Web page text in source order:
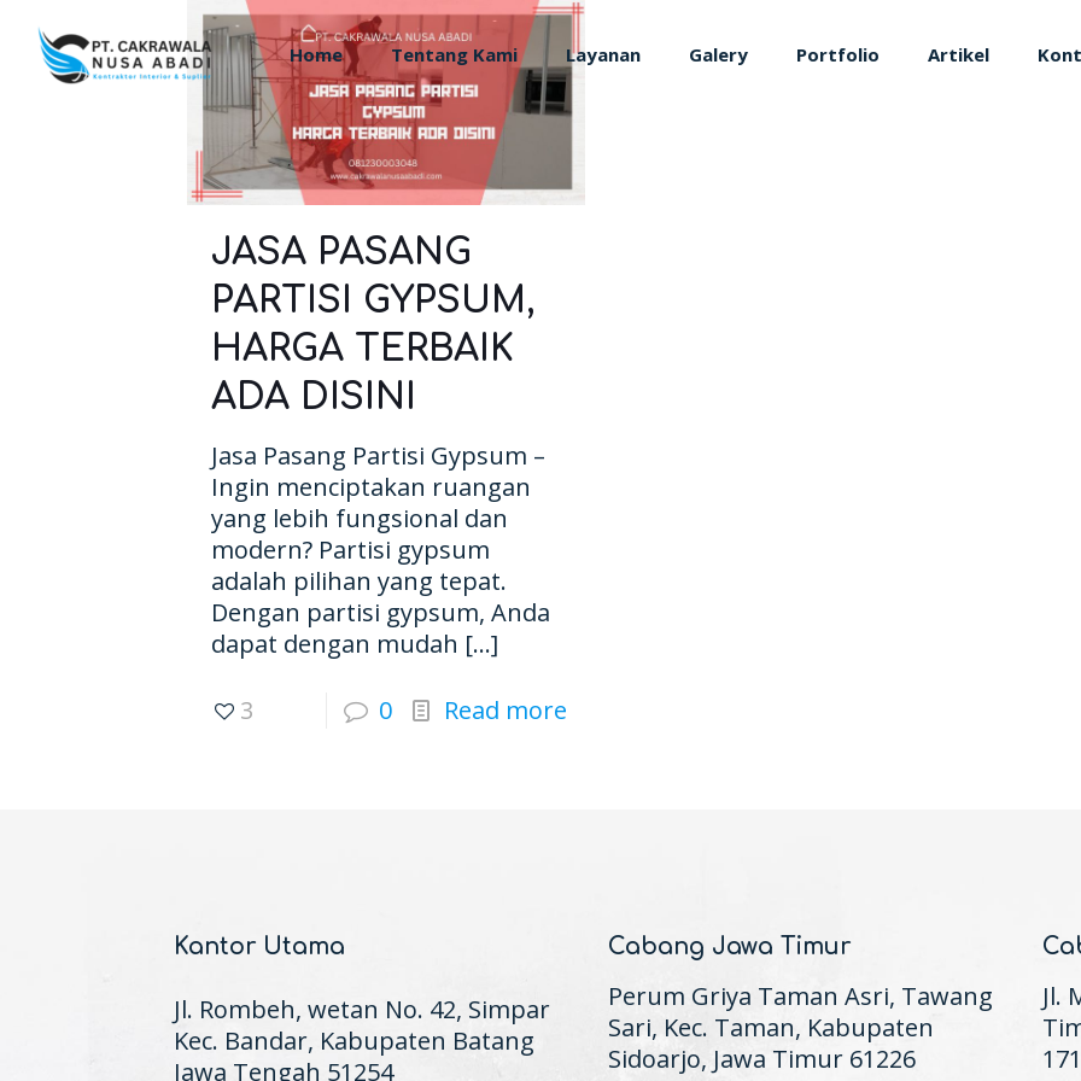
Home Tentang Kami Layanan Galery Portfolio Artikel
JASA PASANG
PARTISI GYPSUM,
HARGA TERBAIK
ADA DISINI
Jasa Pasang Partisi Gypsum –
Ingin menciptakan ruangan
yang lebih fungsional dan
modern? Partisi gypsum
adalah pilihan yang tepat.
Dengan partisi gypsum, Anda
dapat dengan mudah […]
3 0 Read more
Kantor Utama
Jl. Rombeh, wetan No. 42, Simpar
Kec. Bandar, Kabupaten Batang
Jawa Tengah 51254
Cabang Jawa Timur
Perum Griya Taman Asri, Tawang
Sari, Kec. Taman, Kabupaten
Sidoarjo, Jawa Timur 61226
Jl.